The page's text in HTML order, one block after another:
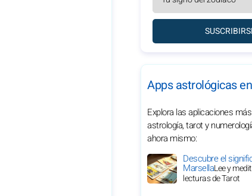
Apps astrológicas
Explora las aplicaciones
astrología, tarot y
ahora mismo:
Descubre el
MarsellaLee y
lecturas de Tarot